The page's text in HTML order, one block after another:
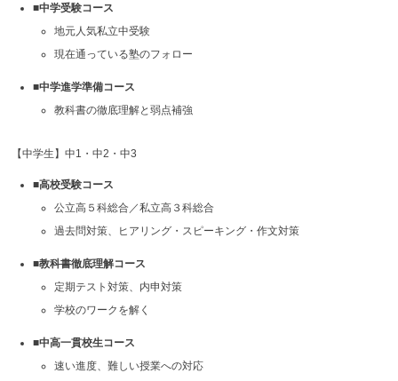
■中学受験コース
地元人気私立中受験
現在通っている塾のフォロー
■中学進学準備コース
教科書の徹底理解と弱点補強
【中学生】中1・中2・中3
■高校受験コース
公立高５科総合／私立高３科総合
過去問対策、ヒアリング・スピーキング・作文対策
■教科書徹底理解コース
定期テスト対策、内申対策
学校のワークを解く
■中高一貫校生コース
速い進度、難しい授業への対応